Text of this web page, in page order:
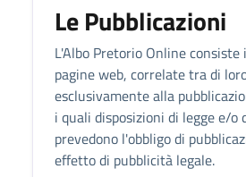
Le Pubblicazioni
L'Albo Pretorio Online consiste
pagine web, correlate tra di
esclusivamente alla
i quali disposizioni di legge e/o
prevedono l'obbligo di
effetto di pubblicità legale.